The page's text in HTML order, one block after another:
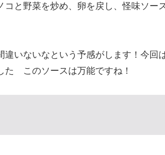
と野菜を炒め、卵を戻し、怪味ソー
いないなという予感がします！今回は
た このソースは万能ですね！